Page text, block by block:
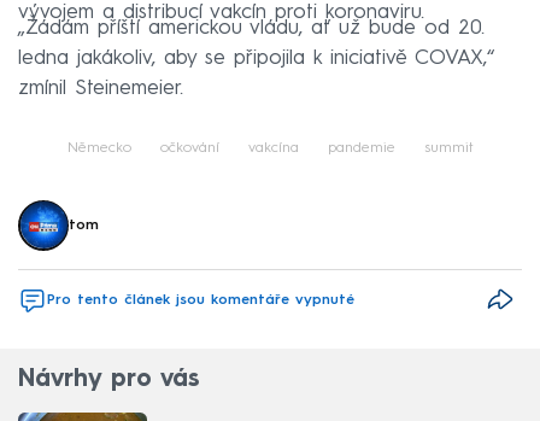
vývojem a distribucí vakcín proti koronaviru.
„Žádám příští americkou vládu, ať už bude od 20.
ledna jakákoliv, aby se připojila k iniciativě COVAX,“
zmínil Steinemeier.
Německo očkování vakcína pandemie summit
tom
Pro tento článek jsou komentáře vypnuté
Návrhy pro vás